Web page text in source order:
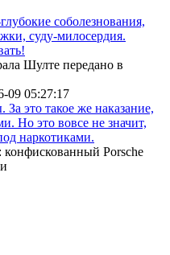
соболезнования,
суду-милосердия.
Шулте передано в
09 05:27:17
За это такое же наказание,
Но это вовсе не значит,
наркотиками.
Porsche